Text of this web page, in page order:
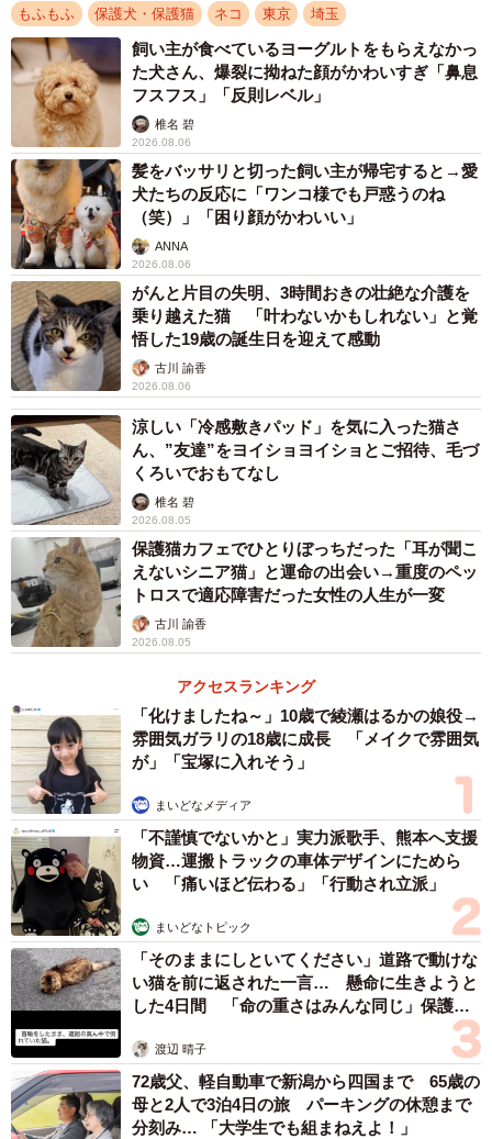
を探していたと聞きました。家主さんがつないでくれた命
を見放すことはできなかったので、4匹を引き取らせてもら
ったんです」
3/6
アパートから空きテナントに移動した猫たち（アルマさん提供）
風呂場で重なるように死んでいた2匹…生き残っ
た7匹は、2つの団体が保護
生き残った7匹のうち4匹の猫たちがねこひげハウス、3匹は
NPO法人「ALMA（アルマ）」（東京都葛飾区）が引き取
ることに。すぐにねこひげハウスの代表・石川さんは、猫
たちの一時保護先となった家主さんの空きテナントに足を
運びました。
「猫たちは段ボールで作った囲いの中にいました。管理会
社の関係者の方が毎日ご飯と水をあげていたそうです。で
も、どの猫もやせ気味でした。発見時はみんなガリガリだ
ったと聞きましたが、室内に置いてあった食べ物の袋が開
いていたので、袋を破って空腹を満たしながら何とか生き
ながらえていたのでしょう。かなり衰弱していて、歩く足
がヨレヨレ…高いところにジャンプできない子たちばか
り。家主さんが猫たちを空きテナントに移動させる際、1匹
もふもふ 保護犬・保護猫 ネコ 東京 埼玉
飼い主が食べているヨーグルトをもらえなかっ
た犬さん、爆裂に拗ねた顔がかわいすぎ「鼻息
フスフス」「反則レベル」
椎名 碧
2026.08.06
髪をバッサリと切った飼い主が帰宅すると→愛
犬たちの反応に「ワンコ様でも戸惑うのね
（笑）」「困り顔がかわいい」
ANNA
2026.08.06
がんと片目の失明、3時間おきの壮絶な介護を
乗り越えた猫 「叶わないかもしれない」と覚
悟した19歳の誕生日を迎えて感動
古川 諭香
2026.08.06
涼しい「冷感敷きパッド」を気に入った猫さ
ん、”友達”をヨイショヨイショとご招待、毛づ
くろいでおもてなし
椎名 碧
2026.08.05
保護猫カフェでひとりぼっちだった「耳が聞こ
えないシニア猫」と運命の出会い→重度のペッ
トロスで適応障害だった女性の人生が一変
古川 諭香
2026.08.05
アクセスランキング
「化けましたね～」10歳で綾瀬はるかの娘役→
雰囲気ガラリの18歳に成長 「メイクで雰囲気
が」「宝塚に入れそう」
まいどなメディア
「不謹慎でないかと」実力派歌手、熊本へ支援
物資…運搬トラックの車体デザインにためら
い 「痛いほど伝わる」「行動され立派」
まいどなトピック
「そのままにしといてください」道路で動けな
い猫を前に返された一言… 懸命に生きようと
した4日間 「命の重さはみんな同じ」保護団
渡辺 晴子
72歳父、軽自動車で新潟から四国まで 65歳の
母と2人で3泊4日の旅 パーキングの休憩まで
分刻み… 「大学生でも組まねえよ！」